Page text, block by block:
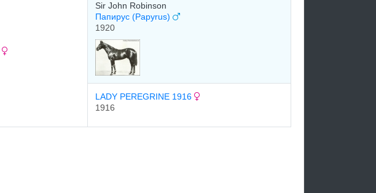
Sir John Robinson
Папирус (Papyrus)
1920
LADY PEREGRINE 1916
1916